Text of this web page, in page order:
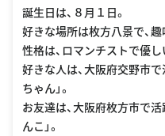
誕生日は、８月１日。
好きな場所は枚方八景で、趣
性格は、ロマンチストで優し
好きな人は、大阪府交野市
ちゃん」。
お友達は、大阪府枚方市で活
んこ」。